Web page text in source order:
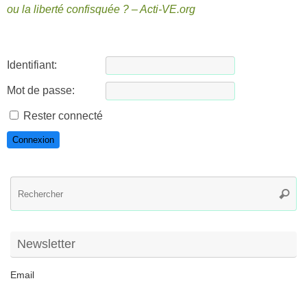
ou la liberté confisquée ? – Acti-VE.org
Identifiant:
Mot de passe:
Rester connecté
Connexion
Newsletter
Email